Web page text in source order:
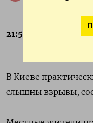
21:50
В Киеве
слышны взрывы,